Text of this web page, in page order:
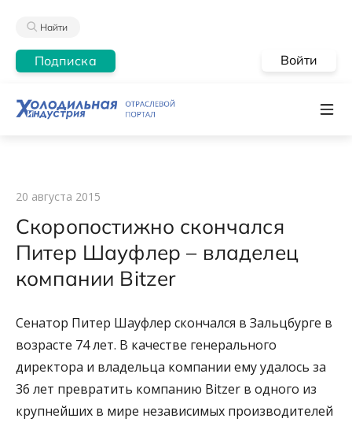
Найти
Подписка Войти
20 августа 2015
Скоропостижно скончался
Питер Шауфлер – владелец
компании Bitzer
Cенатор Питер Шауфлер скончался в Зальцбурге в
возрасте 74 лет. В качестве генерального
директора и владельца компании ему удалось за
36 лет превратить компанию Bitzer в одного из
крупнейших в мире независимых производителей